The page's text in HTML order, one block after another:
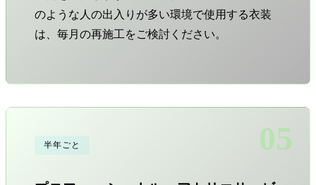
のような人の出入りが多い環境で使用する衣装
は、毎月の再施工をご検討ください。
05
半年ごと